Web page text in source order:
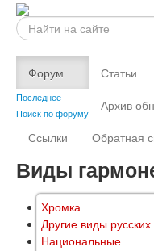
Искать...
Форум
Последнее
Поиск по форуму
Статьи
Архив
Ссылки
Обратная
Виды
Хромка
Другие виды
Национальные